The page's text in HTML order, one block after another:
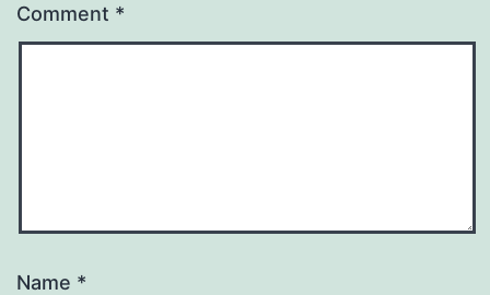
Comment *
Name *